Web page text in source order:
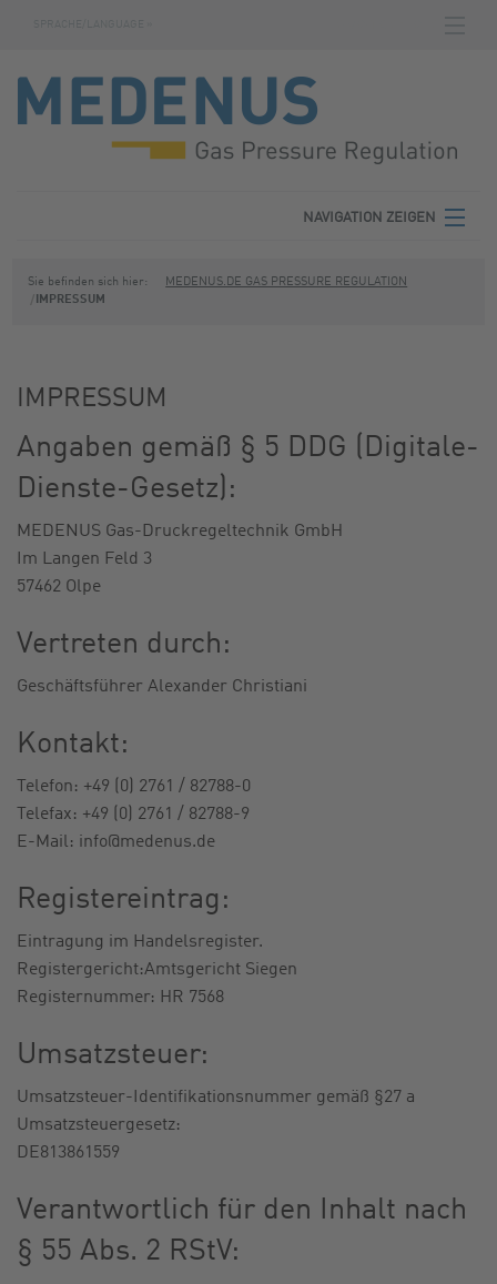
FABRIKNUMMERNSUCHE
AGB
NAVIGATION ZEIGEN
DOWNLOADS
KONTAKT
Sie befinden sich hier:
MEDENUS.DE GAS PRESSURE REGULATION
IMPRESSUM
IMPRESSUM
Angaben gemäß § 5 DDG (Digitale-
Dienste-Gesetz):
MEDENUS Gas-Druckregeltechnik GmbH
Im Langen Feld 3
57462 Olpe
Vertreten durch:
Geschäftsführer Alexander Christiani
Kontakt:
Telefon: +49 (0) 2761 / 82788-0
Telefax: +49 (0) 2761 / 82788-9
E-Mail: info@medenus.de
Registereintrag:
Eintragung im Handelsregister.
Registergericht:Amtsgericht Siegen
Registernummer: HR 7568
Umsatzsteuer:
Umsatzsteuer-Identifikationsnummer gemäß §27 a
Umsatzsteuergesetz:
DE813861559
Verantwortlich für den Inhalt nach
§ 55 Abs. 2 RStV: